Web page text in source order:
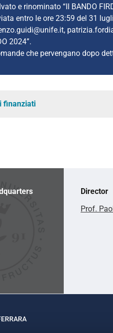
e rinominato “II BANDO
entro le ore 23:59 del 31
2024”.
che pervengano dopo
finanziati
Director
Prof.